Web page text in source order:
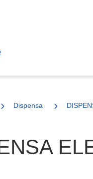
Dispensa